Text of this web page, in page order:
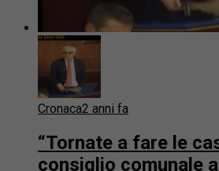
Cronaca2 anni fa
“Tornate a fare le
consiglio comunale